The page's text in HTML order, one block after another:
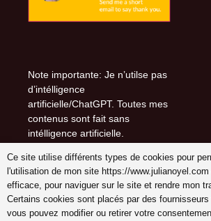
Note importante: Je n’utilse pas
d’intélligence
artificielle/ChatGPT. Toutes mes
contenus sont fait sans
intélligence artificielle.
Suivez-moi sur (-:
youtube
Ce site utilise différents types de cookies pour
l'utilisation de mon site https://
efficace, pour naviguer sur le site et rendre mon
Certains cookies sont placés par des
vous pouvez modifier ou retirer votre